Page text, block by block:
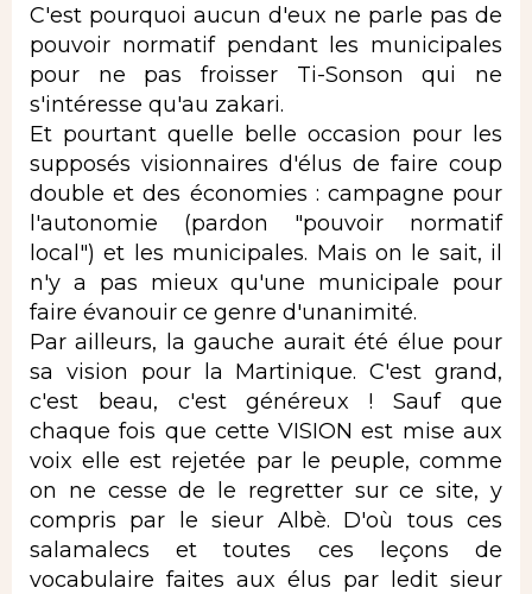
C'est pourquoi aucun d'eux ne parle pas de
pouvoir normatif pendant les municipales
pour ne pas froisser Ti-Sonson qui ne
s'intéresse qu'au zakari.
Et pourtant quelle belle occasion pour les
supposés visionnaires d'élus de faire coup
double et des économies : campagne pour
l'autonomie (pardon "pouvoir normatif
local") et les municipales. Mais on le sait, il
n'y a pas mieux qu'une municipale pour
faire évanouir ce genre d'unanimité.
Par ailleurs, la gauche aurait été élue pour
sa vision pour la Martinique. C'est grand,
c'est beau, c'est généreux ! Sauf que
chaque fois que cette VISION est mise aux
voix elle est rejetée par le peuple, comme
on ne cesse de le regretter sur ce site, y
compris par le sieur Albè. D'où tous ces
salamalecs et toutes ces leçons de
vocabulaire faites aux élus par ledit sieur